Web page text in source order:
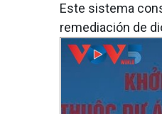
Este sistema
remediación de